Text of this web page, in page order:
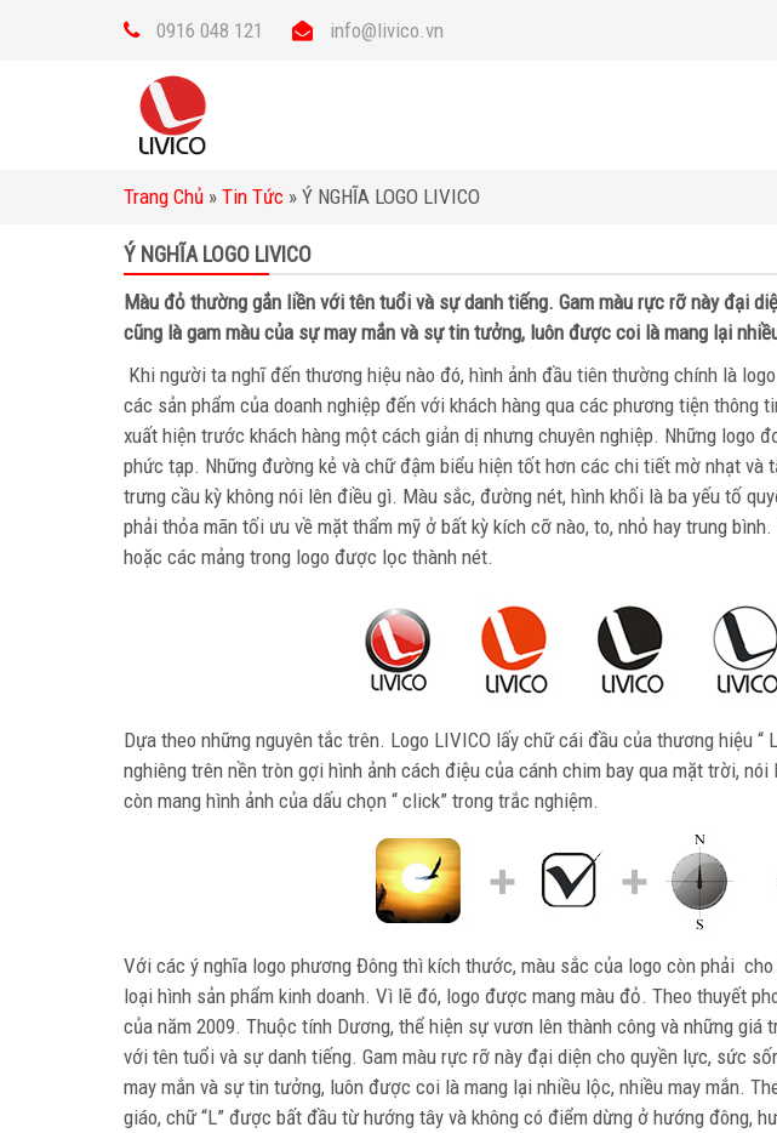
0916 048 121 info@livico.vn
Trang Chủ » Tin Tức » Ý NGHĨA LOGO LIVICO
Ý NGHĨA LOGO LIVICO
Màu đỏ thường gắn liền với tên tuổi và sự danh tiếng. Gam màu rực rỡ này đại
cũng là gam màu của sự may mắn và sự tin tưởng, luôn được coi là mang lại
Khi người ta nghĩ đến thương hiệu nào đó, hình ảnh đầu tiên thường chính là
các sản phẩm của doanh nghiệp đến với khách hàng qua các phương tiện thông
xuất hiện trước khách hàng một cách giản dị nhưng chuyên nghiệp. Những logo
phức tạp. Những đường kẻ và chữ đậm biểu hiện tốt hơn các chi tiết mờ nhạt và
trưng cầu kỳ không nói lên điều gì. Màu sắc, đường nét, hình khối là ba yếu tố
phải thỏa mãn tối ưu về mặt thẩm mỹ ở bất kỳ kích cỡ nào, to, nhỏ hay trung
hoặc các mảng trong logo được lọc thành nét.
Dựa theo những nguyên tắc trên. Logo LIVICO lấy chữ cái đầu của thương hiệu “
nghiêng trên nền tròn gợi hình ảnh cách điệu của cánh chim bay qua mặt trời,
còn mang hình ảnh của dấu chọn “ click” trong trắc nghiệm.
Với các ý nghĩa logo phương Đông thì kích thước, màu sắc của logo còn phải
loại hình sản phẩm kinh doanh. Vì lẽ đó, logo được mang màu đỏ. Theo thuyết
của năm 2009. Thuộc tính Dương, thể hiện sự vươn lên thành công và những
với tên tuổi và sự danh tiếng. Gam màu rực rỡ này đại diện cho quyền lực, sức
may mắn và sự tin tưởng, luôn được coi là mang lại nhiều lộc, nhiều may mắn.
giáo, chữ “L” được bất đầu từ hướng tây và không có điểm dừng ở hướng đông,